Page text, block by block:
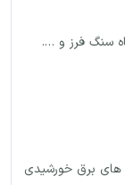
سنگ فرز و ….